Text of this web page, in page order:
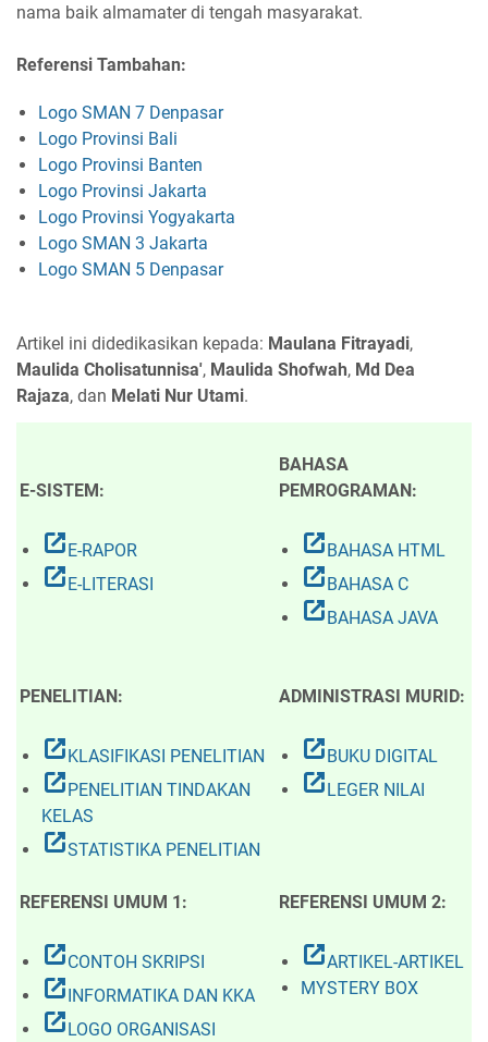
nama baik almamater di tengah masyarakat.
Referensi Tambahan:
Logo SMAN 7 Denpasar
Logo Provinsi Bali
Logo Provinsi Banten
Logo Provinsi Jakarta
Logo Provinsi Yogyakarta
Logo SMAN 3 Jakarta
Logo SMAN 5 Denpasar
Artikel ini didedikasikan kepada: Maulana Fitrayadi,
Maulida Cholisatunnisa', Maulida Shofwah, Md Dea
Rajaza, dan Melati Nur Utami.
E-SISTEM:
BAHASA
PEMROGRAMAN:
open_in_new E-RAPOR
open_in_new E-LITERASI
open_in_new BAHASA HTML
open_in_new BAHASA C
open_in_new BAHASA JAVA
PENELITIAN: ADMINISTRASI MURID:
open_in_new KLASIFIKASI PENELITIAN
open_in_new PENELITIAN TINDAKAN
KELAS
open_in_newSTATISTIKA PENELITIAN
open_in_new BUKU DIGITAL
open_in_new LEGER NILAI
REFERENSI UMUM 1: REFERENSI UMUM 2:
open_in_newCONTOH SKRIPSI
open_in_new INFORMATIKA DAN KKA
open_in_new LOGO ORGANISASI
open_in_newARTIKEL-ARTIKEL
MYSTERY BOX